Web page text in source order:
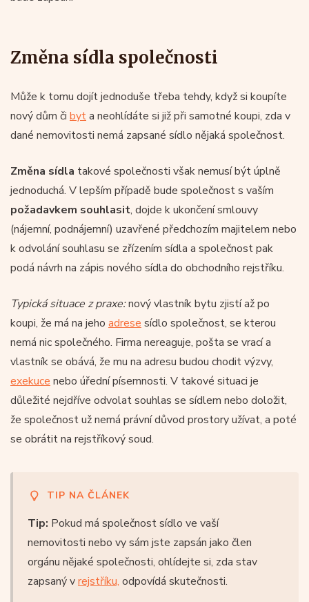
Změna sídla společnosti
Může k tomu dojít jednoduše třeba tehdy, když si koupíte
nový dům či byta neohlídáte si již při samotné koupi, zda v
dané nemovitosti nemá zapsané sídlo nějaká společnost.
Změna sídla takové společnosti však nemusí být úplně
jednoduchá. V lepším případě bude společnost s vaším
požadavkem souhlasit, dojde k ukončení smlouvy
(nájemní, podnájemní) uzavřené předchozím majitelem nebo
k odvolání souhlasu se zřízením sídla a společnost pak
podá návrh na zápis nového sídla do obchodního rejstříku.
Typická situace z praxe:nový vlastník bytu zjistí až po
koupi, že má na jeho adrese sídlo společnost, se kterou
nemá nic společného. Firma nereaguje, pošta se vrací a
vlastník se obává, že mu na adresu budou chodit výzvy,
exekuce nebo úřední písemnosti. V takové situaci je
důležité nejdříve odvolat souhlas se sídlem nebo doložit,
že společnost už nemá právní důvod prostory užívat, a poté
se obrátit na rejstříkový soud.
TIP NA ČLÁNEK
Tip: Pokud má společnost sídlo ve vaší
nemovitosti nebo vy sám jste zapsán jako člen
orgánu nějaké společnosti, ohlídejte si, zda stav
zapsaný vrejstříku, odpovídá skutečnosti.